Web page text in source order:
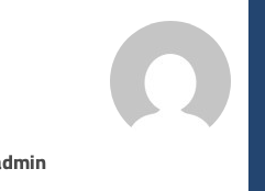
admin